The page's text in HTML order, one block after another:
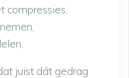
compressies,
juist dát gedrag